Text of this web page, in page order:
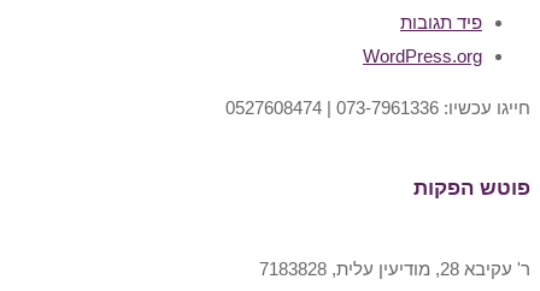
פיד תגובות
WordPress.org
חייגו עכשיו: 073-7961336 | 0527608474
פוטש הפקות
ר' עקיבא 28, מודיעין עלית, 7183828